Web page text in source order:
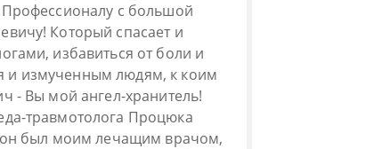
с большой
Который спасает и
избавиться от боли и
и измученным людям, к коим
- Вы мой ангел-хранитель!
травмотолога Процюка
он был моим лечащим врачом,